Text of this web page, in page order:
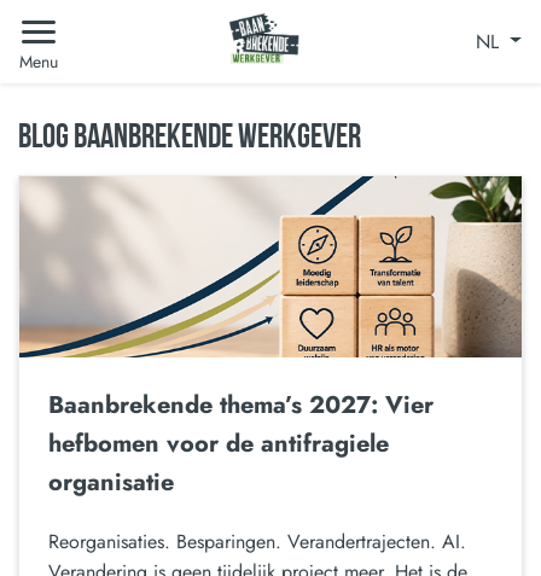
Menu
NL
BLOG BAANBREKENDE WERKGEVER
Baanbrekende thema’s 2027: Vier
hefbomen voor de antifragiele
organisatie
Reorganisaties. Besparingen. Verandertrajecten. AI.